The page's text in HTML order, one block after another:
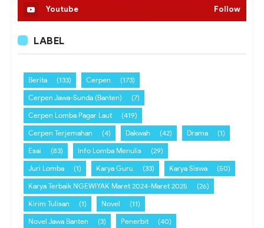
Youtube Follow
LABEL
Berita (133) Cerpen
(173)
Cerpen Jawa-Sunda (Banten)
(7)
Cerpen Lomba Pagar Laut
(419)
Cerpen Terjemahan
(4) Dakwah (42) Drama
(1)
Esai
(83) Info Lomba Menulis
(29)
Juri Lomba
(1) Karya Guru (33) Karya Siswa
(50)
Karya Terbaik NGEWIYAK Maret 2024-Maret 2025
(26)
Kirim Tulisan
(1) Novel
(11)
Novel Jawa Banten
(3) Penerbit
(40)